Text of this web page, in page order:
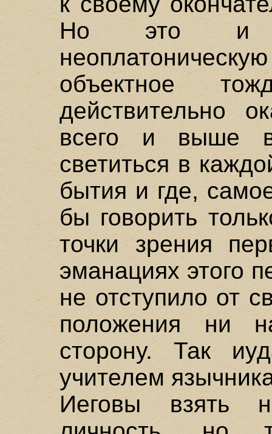
Но это и
объектное
действительно
всего и выше
светиться в
бытия и где,
бы говорить
точки зрения
эманациях этого
не отступило от
положения ни
сторону. Так
учителем
Иеговы взять